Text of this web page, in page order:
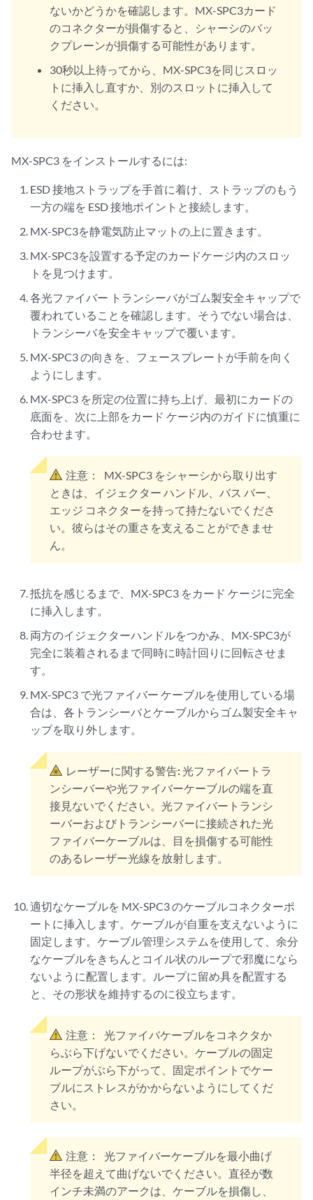
ないかどうかを確認します。MX-SPC3カード
のコネクターが損傷すると、シャーシのバッ
クプレーンが損傷する可能性があります。
30秒以上待ってから、MX-SPC3を同じスロッ
トに挿入し直すか、別のスロットに挿入して
ください。
MX-SPC3 をインストールするには:
ESD 接地ストラップを手首に着け、ストラップのもう
一方の端を ESD 接地ポイントと接続します。
MX-SPC3を静電気防止マットの上に置きます。
MX-SPC3を設置する予定のカードケージ内のスロッ
トを見つけます。
各光ファイバー トランシーバがゴム製安全キャップで
覆われていることを確認します。そうでない場合は、
トランシーバを安全キャップで覆います。
MX-SPC3 の向きを、フェースプレートが手前を向く
ようにします。
MX-SPC3 を所定の位置に持ち上げ、最初にカードの
底面を、次に上部をカード ケージ内のガイドに慎重に
合わせます。
注意：
MX-SPC3 をシャーシから取り出す
ときは、イジェクター ハンドル、バス バー、
エッジ コネクターを持って持たないでくださ
い。彼らはその重さを支えることができませ
ん。
抵抗を感じるまで、MX-SPC3 をカード ケージに完全
に挿入します。
両方のイジェクターハンドルをつかみ、MX-SPC3が
完全に装着されるまで同時に時計回りに回転させま
す。
MX-SPC3 で光ファイバー ケーブルを使用している場
合は、各トランシーバとケーブルからゴム製安全キャ
ップを取り外します。
レーザーに関する警告:光ファイバートラ
ンシーバーや光ファイバーケーブルの端を直
接見ないでください。光ファイバートランシ
ーバーおよびトランシーバーに接続された光
ファイバーケーブルは、目を損傷する可能性
のあるレーザー光線を放射します。
適切なケーブルを MX-SPC3 のケーブルコネクターポ
ートに挿入します。ケーブルが自重を支えないように
固定します。ケーブル管理システムを使用して、余分
なケーブルをきちんとコイル状のループで邪魔になら
ないように配置します。ループに留め具を配置する
と、その形状を維持するのに役立ちます。
注意：
光ファイバケーブルをコネクタか
らぶら下げないでください。ケーブルの固定
ループがぶら下がって、固定ポイントでケー
ブルにストレスがかからないようにしてくだ
さい。
注意：
光ファイバーケーブルを最小曲げ
半径を超えて曲げないでください。直径が数
インチ未満のアークは、ケーブルを損傷し、